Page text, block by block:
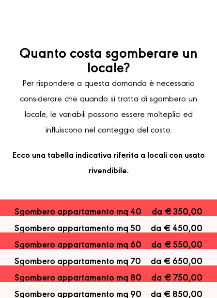
Quanto costa sgomberare un
locale?
Per rispondere a questa domanda è necessario
considerare che quando si tratta di sgombero un
locale, le variabili possono essere molteplici ed
influiscono nel conteggio del costo.
Ecco una tabella indicativa riferita a locali con usato
rivendibile.
Sgombero appartamento mq 40
da € 350,00
Sgombero appartamento mq 50
da € 450,00
Sgombero appartamento mq 60
da € 550,00
Sgombero appartamento mq 70
da € 650,00
Sgombero appartamento mq 80
da € 750,00
Sgombero appartamento mq 90
da € 850,00